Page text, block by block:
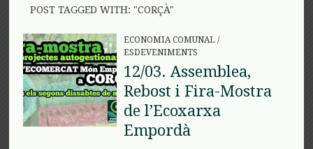
POST TAGGED WITH: "CORÇÀ"
ECONOMIA COMUNAL/
ESDEVENIMENTS
12/03. Assemblea,
Rebost i Fira-Mostra
de l’Ecoxarxa
Empordà